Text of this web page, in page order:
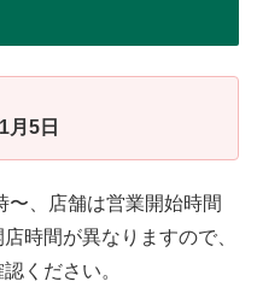
月5日
〜、店舗は営業開始時間
時間が異なりますので、
ください。